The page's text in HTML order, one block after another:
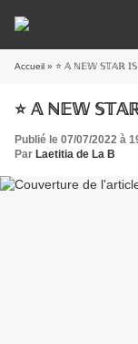
Accueil » ⭐️ 𝔸 ℕ𝔼𝕎 𝕊𝕋𝔸ℝ
⭐️ 𝔸 ℕ𝔼𝕎
Publié le 07/07/2022 à
Par Laetitia de La B